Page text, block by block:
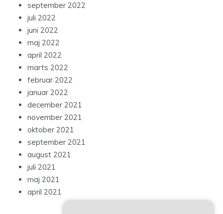
september 2022
juli 2022
juni 2022
maj 2022
april 2022
marts 2022
februar 2022
januar 2022
december 2021
november 2021
oktober 2021
september 2021
august 2021
juli 2021
maj 2021
april 2021